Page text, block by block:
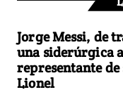
Jorge Messi, de
una siderúrgica
representante de
Lionel